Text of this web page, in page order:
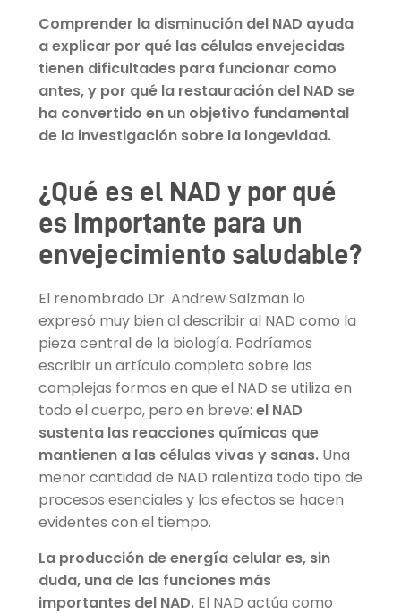
Comprender la disminución del NAD ayuda
a explicar por qué las células envejecidas
tienen dificultades para funcionar como
antes, y por qué la restauración del NAD se
ha convertido en un objetivo fundamental
de la investigación sobre la longevidad.
¿Qué es el NAD y por qué
es importante para un
envejecimiento saludable?
El renombrado Dr. Andrew Salzman lo
expresó muy bien al describir al NAD como la
pieza central de la biología. Podríamos
escribir un artículo completo sobre las
complejas formas en que el NAD se utiliza en
todo el cuerpo, pero en breve: el NAD
sustenta las reacciones químicas que
mantienen a las células vivas y sanas.Una
menor cantidad de NAD ralentiza todo tipo de
procesos esenciales y los efectos se hacen
evidentes con el tiempo.
La producción de energía celular es, sin
duda, una de las funciones más
importantes del NAD.El NAD actúa como